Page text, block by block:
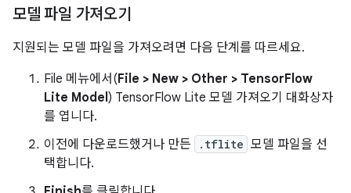
모델 파일 가져오기
지원되는 모델 파일을 가져오려면 다음 단계를 따르세요.
File 메뉴에서(File > New > Other > TensorFlow
Lite Model) TensorFlow Lite 모델 가져오기 대화상자
를 엽니다.
이전에 다운로드했거나 만든
.tflite 모델 파일을 선
택합니다.